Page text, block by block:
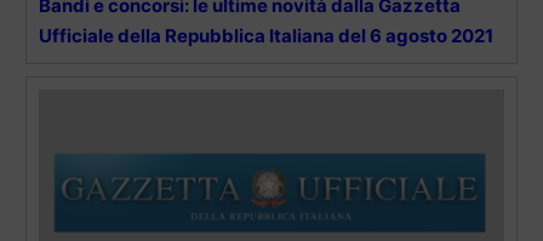
Bandi e concorsi: le ultime novità dalla Gazzetta
Ufficiale della Repubblica Italiana del 6 agosto 2021